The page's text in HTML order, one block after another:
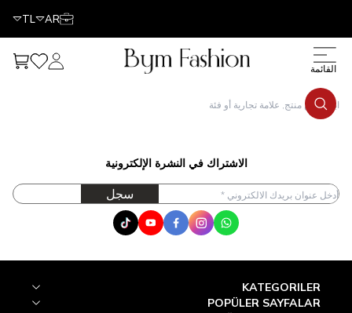
AR
TL
حسابيمفضلتيعربتي
الاشتراك في النشرة الإلكترونية
سجل
WhatsApp
Instagram
Facebook
Youtube
Tik Tok
KATEGORILER
POPÜLER SAYFALAR